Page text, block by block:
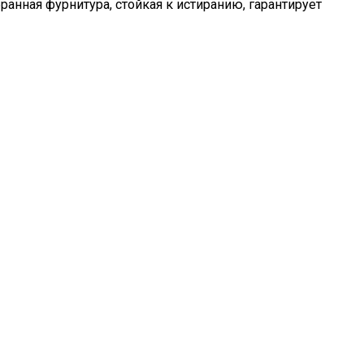
фурнитура, стойкая к истиранию, гарантирует